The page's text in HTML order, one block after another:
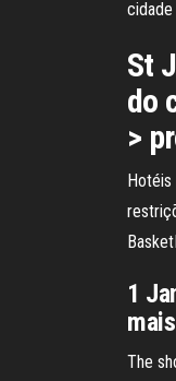
St
do
>
Hotéis
1
The